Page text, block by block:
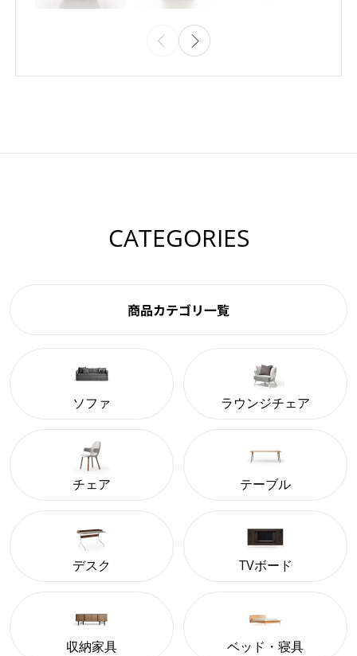
CATEGORIES
商品カテゴリ一覧
ソファ ラウンジチェア
チェア テーブル
デスク TVボード
収納家具 ベッド・寝具